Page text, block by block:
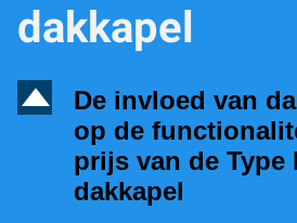
dakkapel
D
De invloed van
op de
prijs van de Type
dakkapel